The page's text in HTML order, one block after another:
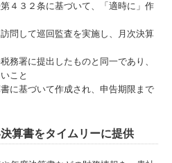
４３２条に基づいて、「適時に」作
問して巡回監査を実施し、月次決算
務署に提出したものと同一であり、
こと
に基づいて作成され、申告期限まで
算書をタイムリーに提供